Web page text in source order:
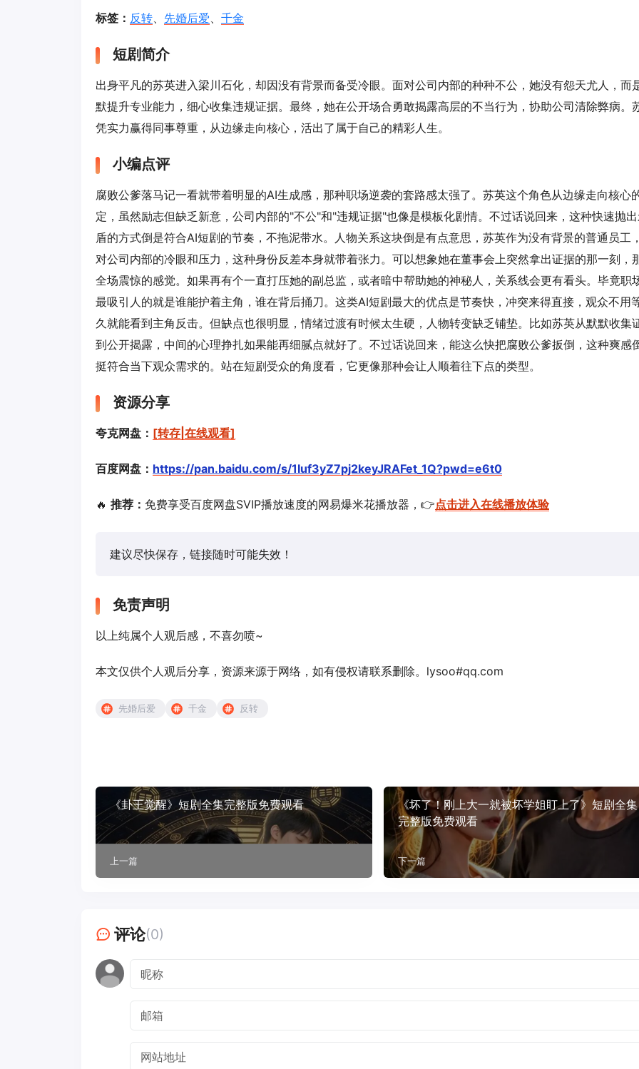
标签： 反转、 先婚后爱、 千金
短剧简介
出身平凡的苏英进入梁川石化，却因没有背景而备受冷眼。面对公司内部的种种不公，她没有怨天尤人，而
默提升专业能力，细心收集违规证据。最终，她在公开场合勇敢揭露高层的不当行为，协助公司清除弊病。
凭实力赢得同事尊重，从边缘走向核心，活出了属于自己的精彩人生。
小编点评
腐败公爹落马记一看就带着明显的AI生成感，那种职场逆袭的套路感太强了。苏英这个角色从边缘走向核心
定，虽然励志但缺乏新意，公司内部的"不公"和"违规证据"也像是模板化剧情。不过话说回来，这种快速抛
盾的方式倒是符合AI短剧的节奏，不拖泥带水。人物关系这块倒是有点意思，苏英作为没有背景的普通员工
对公司内部的冷眼和压力，这种身份反差本身就带着张力。可以想象她在董事会上突然拿出证据的那一刻，
全场震惊的感觉。如果再有个一直打压她的副总监，或者暗中帮助她的神秘人，关系线会更有看头。毕竟职
最吸引人的就是谁能护着主角，谁在背后捅刀。这类AI短剧最大的优点是节奏快，冲突来得直接，观众不用
久就能看到主角反击。但缺点也很明显，情绪过渡有时候太生硬，人物转变缺乏铺垫。比如苏英从默默收集
到公开揭露，中间的心理挣扎如果能再细腻点就好了。不过话说回来，能这么快把腐败公爹扳倒，这种爽感
挺符合当下观众需求的。站在短剧受众的角度看，它更像那种会让人顺着往下点的类型。
资源分享
夸克网盘： [转存|在线观看]
百度网盘： https://pan.baidu.com/s/1Iuf3yZ7pj2keyJRAFet_1Q?pwd=e6t0
🔥 推荐： 免费享受百度网盘SVIP播放速度的网易爆米花播放器，👉点击进入在线播放体验
建议尽快保存，链接随时可能失效！
免责声明
以上纯属个人观后感，不喜勿喷~
本文仅供个人观后分享，资源来源于网络，如有侵权请联系删除。lysoo#qq.com
先婚后爱 千金 反转
《卦王觉醒》短剧全集完整版免费观看
上一篇
《坏了！刚上大一就被坏学姐盯上了》短剧全集
完整版免费观看
下一篇
评论(0)